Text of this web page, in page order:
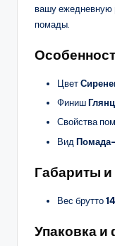
вашу ежедневную
помады.
Цвет
Финиш
Свойства
Вид
Габариты и
Вес брутто
Упаковка и